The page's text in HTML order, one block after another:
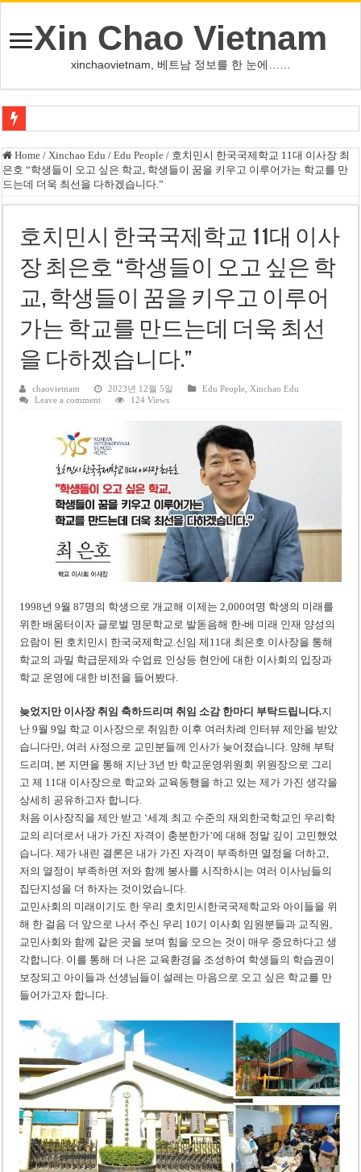
Xin Chao Vietnam
xinchaovietnam, 베트남 정보를 한 눈에……
오덕 목사, 32년 베트남 삶 담은 첫 디카시집 ‘한 컷의 서정’ 출간
베트남 화학·플라스틱 기업 납세 상위 10곳 공개…절반은 국영기업
FIFA 인판티노 회장, 유럽 축구계·북미 정치권 불신임 압박 직면
미화원 쪽방 휴게실 논란…허리도 못 펴는 열악한 환경
호찌민시, 올해 국경절 연휴 5일 연속 휴무 확정… 8월 29일~9월 2일
우크라이나 전황 1,623일: 키이우, 탄도미사일 요격 실패…드론, 모스크바 집
호찌민 Đá Đỏ 수로 정비 사업, 2026년 말 완공 목표
미 국방부, 육군 참모총장 임명 난항
조세심판원, 배우 유연석 30억 세금 불복 청구 기각
Home / Xinchao Edu / Edu People / 호치민시 한국국제학교 11대 이사장 최
은호 “학생들이 오고 싶은 학교, 학생들이 꿈을 키우고 이루어가는 학교를 만
드는데 더욱 최선을 다하겠습니다.”
호치민시 한국국제학교 11대 이사
장 최은호 “학생들이 오고 싶은 학
교, 학생들이 꿈을 키우고 이루어
가는 학교를 만드는데 더욱 최선
을 다하겠습니다.”
chaovietnam 2023년 12월 5일 Edu People Xinchao Edu
Leave a comment
124 Views
1998년 9월 87명의 학생으로 개교해 이제는 2,000여명 학생의 미래를
위한 배움터이자 글로벌 명문학교로 발돋음해 한-베 미래 인재 양성의
요람이 된 호치민시 한국국제학교.신임 제11대 최은호 이사장을 통해
학교의 과밀 학급문제와 수업료 인상등 현안에 대한 이사회의 입장과
학교 운영에 대한 비전을 들어봤다.
늦었지만 이사장 취임 축하드리며 취임 소감 한마디 부탁드립니다.지
난 9월 9일 학교 이사장으로 취임한 이후 여러차례 인터뷰 제안을 받았
습니다만, 여러 사정으로 교민분들께 인사가 늦어졌습니다. 양해 부탁
드리며, 본 지면을 통해 지난 3년 반 학교운영위원회 위원장으로 그리
고 제 11대 이사장으로 학교와 교육동행을 하고 있는 제가 가진 생각을
상세히 공유하고자 합니다.
처음 이사장직을 제안 받고 ‘세계 최고 수준의 재외한국학교인 우리학
교의 리더로서 내가 가진 자격이 충분한가’에 대해 정말 깊이 고민했었
습니다. 제가 내린 결론은 내가 가진 자격이 부족하면 열정을 더하고,
저의 열정이 부족하면 저와 함께 봉사를 시작하시는 여러 이사님들의
집단지성을 더 하자는 것이었습니다.
교민사회의 미래이기도 한 우리 호치민시한국국제학교와 아이들을 위
해 한 걸음 더 앞으로 나서 주신 우리 10기 이사회 임원분들과 교직원,
교민사회와 함께 같은 곳을 보며 힘을 모으는 것이 매우 중요하다고 생
각합니다. 이를 통해 더 나은 교육환경을 조성하여 학생들의 학습권이
보장되고 아이들과 선생님들이 설레는 마음으로 오고 싶은 학교를 만
들어가고자 합니다.